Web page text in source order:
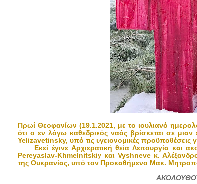
Πρωί Θεοφανίων (19.1.2021, με το ιουλιανό
ότι ο εν λόγω καθεδρικός ναός βρίσκεται σε
Yelizavetinsky, υπό τις υγειονομικές προϋποθέσεις
Εκεί έγινε Αρχιερατική θεία Λειτουργία και
Pereyaslav-Khmelnitskiy και Vyshneve κ.
της Ουκρανίας, υπό τον Προκαθήμενο Μακ.